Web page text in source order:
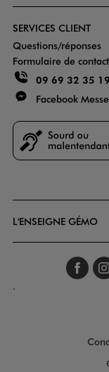
SERVICES CLIENT
Questions/réponses
Formulaire de contact
09 69 32 35 19
Facebook
L'ENSEIGNE GÉMO
.